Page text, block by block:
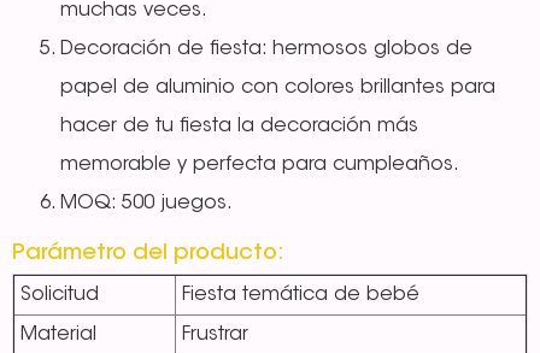
muchas veces.
Decoración de fiesta: hermosos globos de
papel de aluminio con colores brillantes para
hacer de tu fiesta la decoración más
memorable y perfecta para cumpleaños.
MOQ: 500 juegos.
Parámetro del producto:
Solicitud Fiesta temática de bebé
Material Frustrar